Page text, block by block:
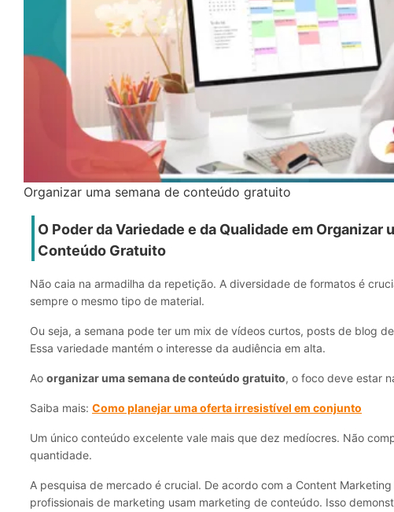
Organizar uma semana de conteúdo gratuito
O Poder da Variedade e da Qualidade em Organizar
Conteúdo Gratuito
Não caia na armadilha da repetição. A diversidade de formatos é
sempre o mesmo tipo de material.
Ou seja, a semana pode ter um mix de vídeos curtos, posts de blog
Essa variedade mantém o interesse da audiência em alta.
Ao organizar uma semana de conteúdo gratuito, o foco deve estar
Saiba mais: Como planejar uma oferta irresistível em conjunto
Um único conteúdo excelente vale mais que dez medíocres. Não
quantidade.
A pesquisa de mercado é crucial. De acordo com a Content
profissionais de marketing usam marketing de conteúdo. Isso